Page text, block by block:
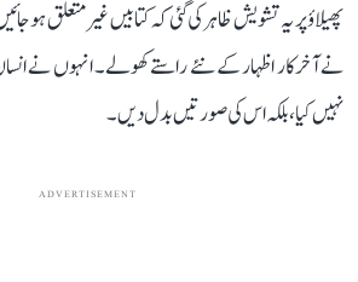
پھیلاؤ پر یہ تشویش ظاہر کی گئی کہ کتابیں غیر متعلق ہو
نے آخرکار اظہار کے نئے راستے کھولے۔ انہوں نے
نہیں کیا، بلکہ اس کی صورتیں بدل دیں۔
ADVERTISEMENT